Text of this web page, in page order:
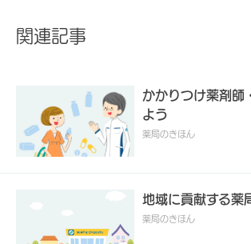
関連記事
かかりつけ薬剤師
よう
薬局のきほん
地域に貢献する薬
薬局のきほん